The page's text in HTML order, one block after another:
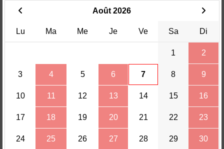
Août 2026
Lu Ma Me Je Ve Sa Di
1 2
3 4 5 6 7 8 9
10 11 12 13 14 15 16
17 18 19 20 21 22 23
24 25 26 27 28 29 30